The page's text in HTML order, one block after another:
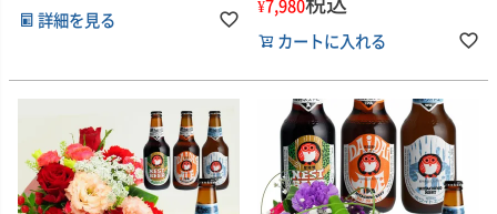
詳細を見る
¥7,980
カートに入れる